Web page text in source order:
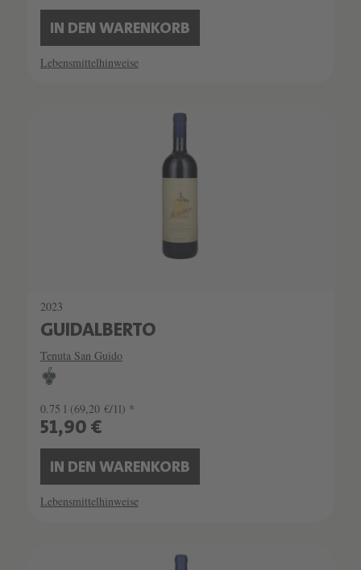
IN DEN WARENKORB
Lebensmittelhinweise
2023
GUIDALBERTO
Tenuta San Guido
0.75 l (69,20 €/1l) *
51,90 €
IN DEN WARENKORB
Lebensmittelhinweise